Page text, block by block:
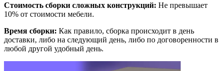
Стоимость сборки сложных конструкций: Не превышает
10% от стоимости мебели.
Время сборки: Как правило, сборка происходит в день
доставки, либо на следующий день, либо по договоренности в
любой другой удобный день.